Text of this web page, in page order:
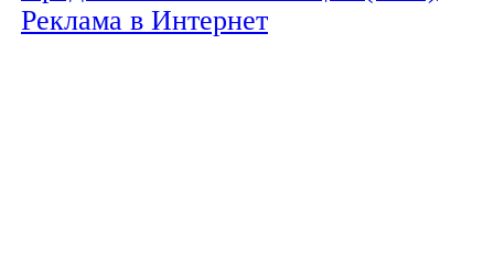
Реклама в Интернет